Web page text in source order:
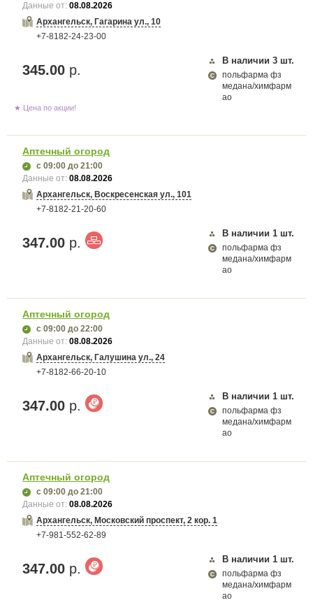
Данные от:08.08.2026
Архангельск, Гагарина ул., 10
+7-8182-24-23-00
345.00 р.
В наличии 3 шт.
польфарма фз
медана/химфарм
ао
★ Цена по акции!
Аптечный огород
с 09:00 до 21:00
Данные от:08.08.2026
Архангельск, Воскресенская ул., 101
+7-8182-21-20-60
347.00 р.
В наличии 1 шт.
польфарма фз
медана/химфарм
ао
Аптечный огород
с 09:00 до 22:00
Данные от:08.08.2026
Архангельск, Галушина ул., 24
+7-8182-66-20-10
347.00 р.
В наличии 1 шт.
польфарма фз
медана/химфарм
ао
Аптечный огород
с 09:00 до 21:00
Данные от:08.08.2026
Архангельск, Московский проспект, 2 кор. 1
+7-981-552-62-89
347.00 р.
В наличии 1 шт.
польфарма фз
медана/химфарм
ао